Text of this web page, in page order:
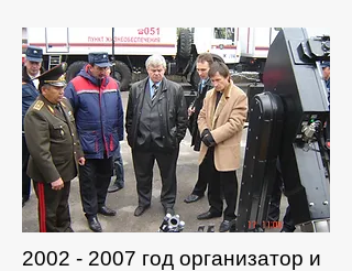
2002 - 2007 год организатор и